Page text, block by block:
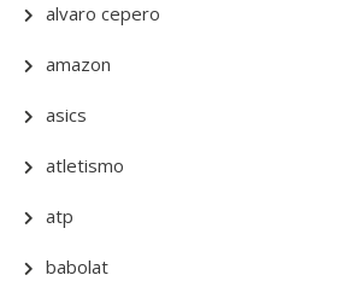
alvaro cepero
amazon
asics
atletismo
atp
babolat